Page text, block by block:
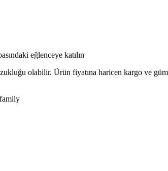
eğlenceye katılın
olabilir. Ürün fiyatına haricen kargo ve